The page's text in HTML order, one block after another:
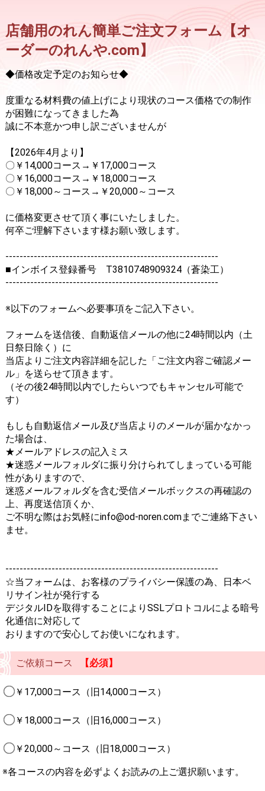
店舗用のれん簡単ご注文フォーム【オ
ーダーのれんや.com】
◆価格改定予定のお知らせ◆
度重なる材料費の値上げにより現状のコース価格での制作
が困難になってきました為
誠に不本意かつ申し訳ございませんが
【2026年4月より】
〇￥14,000コース→￥17,000コース
〇￥16,000コース→￥18,000コース
〇￥18,000～コース→￥20,000～コース
に価格変更させて頂く事にいたしました。
何卒ご理解下さいます様お願い致します。
------------------------------------------------------------
■インボイス登録番号 T3810748909324（蒼染工）
------------------------------------------------------------
※以下のフォームへ必要事項をご記入下さい。
フォームを送信後、自動返信メールの他に24時間以内（土
日祭日除く）に
当店よりご注文内容詳細を記した「ご注文内容ご確認メー
ル」を送らせて頂きます。
（その後24時間以内でしたらいつでもキャンセル可能で
す）
もしも自動返信メール及び当店よりのメールが届かなかっ
た場合は、
★メールアドレスの記入ミス
★迷惑メールフォルダに振り分けられてしまっている可能
性がありますので、
迷惑メールフォルダを含む受信メールボックスの再確認の
上、再度送信頂くか、
ご不明な際はお気軽にinfo@od-noren.comまでご連絡下さい
ませ。
------------------------------------------------------------
☆当フォームは、お客様のプライバシー保護の為、日本ベ
リサイン社が発行する
デジタルIDを取得することによりSSLプロトコルによる暗号
化通信に対応して
おりますので安心してお使いになれます。
ご依頼コース 【必須】
￥17,000コース（旧14,000コース）
￥18,000コース（旧16,000コース）
￥20,000～コース（旧18,000コース）
※各コースの内容を必ずよくお読みの上ご選択願います。